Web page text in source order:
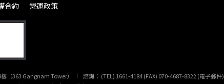
合約 營運政策
（363 Gangnam Tower） 諮詢： (TEL) 1661-4184 (FAX) 070-4687-8322 (電子郵件)